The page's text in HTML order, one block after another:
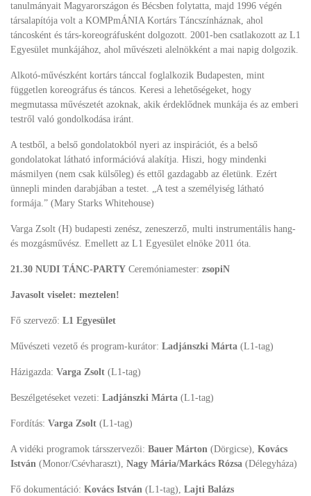
tanulmányait Magyarországon és Bécsben folytatta, majd 1996 végén
társalapítója volt a KOMPmÁNIA Kortárs Táncszínháznak, ahol
táncosként és társ-koreográfusként dolgozott. 2001-ben csatlakozott az L1
Egyesület munkájához, ahol művészeti alelnökként a mai napig dolgozik.
Alkotó-művészként kortárs tánccal foglalkozik Budapesten, mint
független koreográfus és táncos. Keresi a lehetőségeket, hogy
megmutassa művészetét azoknak, akik érdeklődnek munkája és az emberi
testről való gondolkodása iránt.
A testből, a belső gondolatokból nyeri az inspirációt, és a belső
gondolatokat látható információvá alakítja. Hiszi, hogy mindenki
másmilyen (nem csak külsőleg) és ettől gazdagabb az életünk. Ezért
ünnepli minden darabjában a testet. „A test a személyiség látható
formája.” (Mary Starks Whitehouse)
Varga Zsolt (H) budapesti zenész, zeneszerző, multi instrumentális hang-
és mozgásművész. Emellett az L1 Egyesület elnöke 2011 óta.
21.30 NUDI TÁNC-PARTY Ceremóniamester: zsopiN
Javasolt viselet: meztelen!
Fő szervező: L1 Egyesület
Művészeti vezető és program-kurátor: Ladjánszki Márta (L1-tag)
Házigazda: Varga Zsolt (L1-tag)
Beszélgetéseket vezeti: Ladjánszki Márta (L1-tag)
Fordítás: Varga Zsolt (L1-tag)
A vidéki programok társszervezői: Bauer Márton (Dörgicse), Kovács
István (Monor/Csévharaszt), Nagy Mária/Markács Rózsa (Délegyháza)
Fő dokumentáció: Kovács István (L1-tag), Lajti Balázs